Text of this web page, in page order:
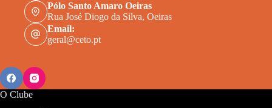
Pólo Santo Amaro Oeiras
Rua José Diogo da Silva, Oeiras
Email:
geral@ceto.pt
O Clube